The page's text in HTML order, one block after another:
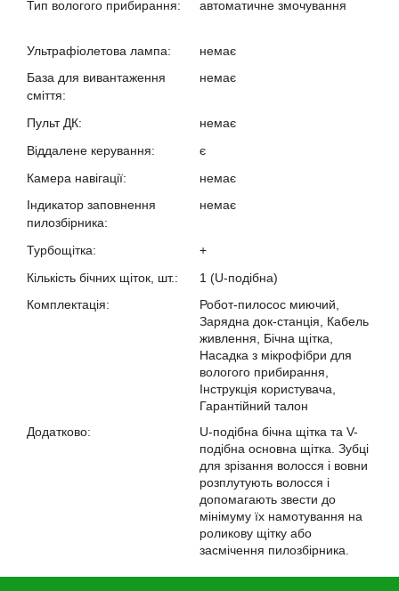
Тип вологого прибирання: автоматичне змочування
Ультрафіолетова лампа:
немає
База для вивантаження
сміття:
немає
Пульт ДК:
немає
Віддалене керування:
є
Камера навігації:
немає
Індикатор заповнення
пилозбірника:
немає
Турбощітка:
+
Кількість бічних щіток, шт.:
1 (U-подібна)
Комплектація:
Робот-пилосос миючий,
Зарядна док-станція, Кабель
живлення, Бічна щітка,
Насадка з мікрофібри для
вологого прибирання,
Інструкція користувача,
Гарантійний талон
Додатково:
U-подібна бічна щітка та V-
подібна основна щітка. Зубці
для зрізання волосся і вовни
розплутують волосся і
допомагають звести до
мінімуму їх намотування на
роликову щітку або
засмічення пилозбірника.